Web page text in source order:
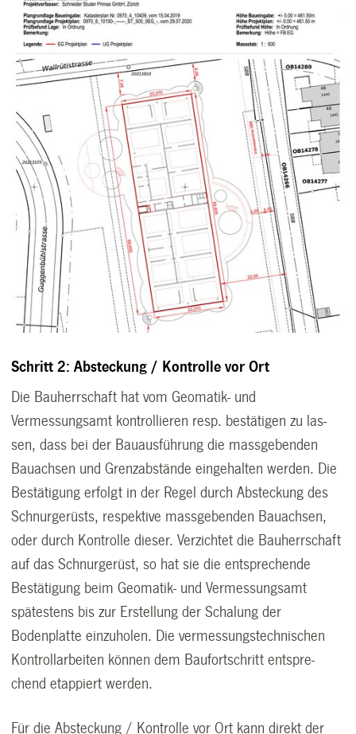
Schritt 2: Absteckung / Kontrolle vor Ort
Die Bauherrschaft hat vom Geomatik- und
Vermessungsamt kontrollieren resp. bestätigen zu las­
sen, dass bei der Bauausführung die massgebenden
Bauachsen und Grenzabstände eingehalten wer­den. Die
Be­stätigung erfolgt in der Regel durch Absteckung des
Schnurgerüsts, respektive massgebenden Bauachsen,
oder durch Kontrolle dieser. Verzichtet die Bauherrschaft
auf das Schnurge­rüst, so hat sie die ent­sprechende
Bestätigung beim Geomatik- und Vermessungsamt
spätestens bis zur Erstellung der Schalung der
Bodenplatte einzuholen. Die vermessungstechnischen
Kontrollarbeiten können dem Baufortschritt entspre­
chend etappiert werden.
Für die Absteckung / Kontrolle vor Ort kann direkt der